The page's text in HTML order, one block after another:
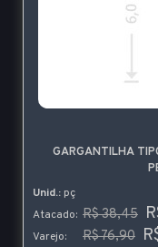
GARGANTILHA
Unid.: pç
Atacado: R$ 38,45
Varejo: R$ 76,90